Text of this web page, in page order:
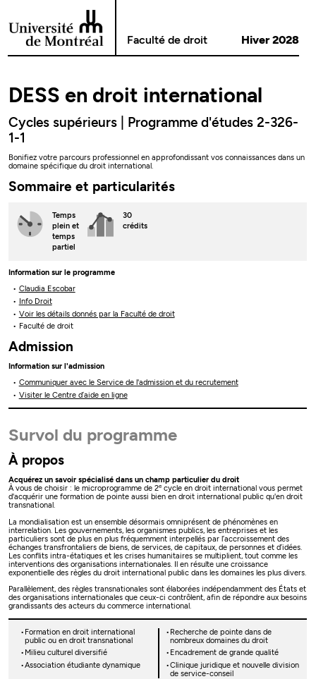
Passer au contenu
Faculté de droit Hiver 2028
DESS en droit international
Cycles supérieurs | Programme d'études 2-326-
1-1
Bonifiez votre parcours professionnel en approfondissant vos connaissances dans un
domaine spécifique du droit international.
Sommaire et particularités
Temps
plein et
temps
partiel
30
crédits
Information sur le programme
Claudia Escobar
Info Droit
Voir les détails donnés par la Faculté de droit
Faculté de droit
Admission
Information sur l'admission
Communiquer avec le Service de l'admission et du recrutement
Visiter le Centre d’aide en ligne
Survol du programme
À propos
Acquérez un savoir spécialisé dans un champ particulier du droit
À vous de choisir : le microprogramme de 2e cycle en droit international vous permet
d'acquérir une formation de pointe aussi bien en droit international public qu'en droit
transnational.
La mondialisation est un ensemble désormais omniprésent de phénomènes en
interrelation. Les gouvernements, les organismes publics, les entreprises et les
particuliers sont de plus en plus fréquemment interpellés par l’accroissement des
échanges transfrontaliers de biens, de services, de capitaux, de personnes et d’idées.
Les conflits intra-étatiques et les crises humanitaires se multiplient, tout comme les
interventions des organisations internationales. Il en résulte une croissance
exponentielle des règles du droit international public dans les domaines les plus divers.
Parallèlement, des règles transnationales sont élaborées indépendamment des États et
des organisations internationales que ceux-ci contrôlent, afin de répondre aux besoins
grandissants des acteurs du commerce international.
Formation en droit international
public ou en droit transnational
Recherche de pointe dans de
nombreux domaines du droit
Milieu culturel diversifié
Encadrement de grande qualité
Association étudiante dynamique
Clinique juridique et nouvelle division
de service-conseil